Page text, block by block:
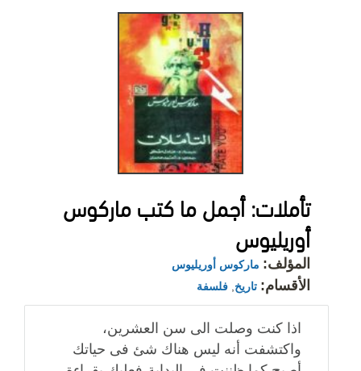
تأملات: أجمل ما كتب ماركوس
أوريليوس
المؤلف: ماركوس أوريليوس
الأقسام: تاريخ فلسفة
اذا كنت وصلت الى سن العشرين،
واكتشفت أنه ليس هناك شئ فى حياتك